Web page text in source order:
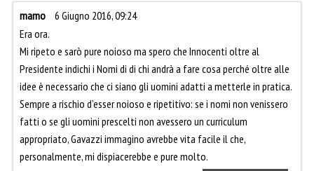
mamo
6 Giugno 2016, 09:24
Era ora.
Mi ripeto e sarò pure noioso ma spero che Innocenti oltre al
Presidente indichi i Nomi di di chi andrà a fare cosa perché oltre alle
idee è necessario che ci siano gli uomini adatti a metterle in pratica.
Sempre a rischio d’esser noioso e ripetitivo: se i nomi non venissero
fatti o se gli uomini prescelti non avessero un curriculum
appropriato, Gavazzi immagino avrebbe vita facile il che,
personalmente, mi dispiacerebbe e pure molto.